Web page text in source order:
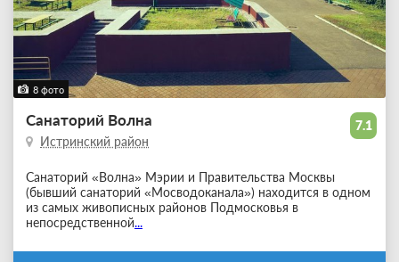
8 фото
7.1
Санаторий Волна
Истринский район
Санаторий «Волна» Мэрии и Правительства Москвы
(бывший санаторий «Мосводоканала») находится в одном
из самых живописных районов Подмосковья в
непосредственной...